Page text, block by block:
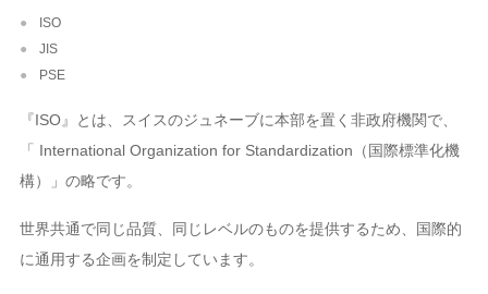
ISO
JIS
PSE
『ISO』とは、スイスのジュネーブに本部を置く非政府機関で、
「 International Organization for Standardization（国際標準化機
構）」の略です。
世界共通で同じ品質、同じレベルのものを提供するため、国際的
に通用する企画を制定しています。